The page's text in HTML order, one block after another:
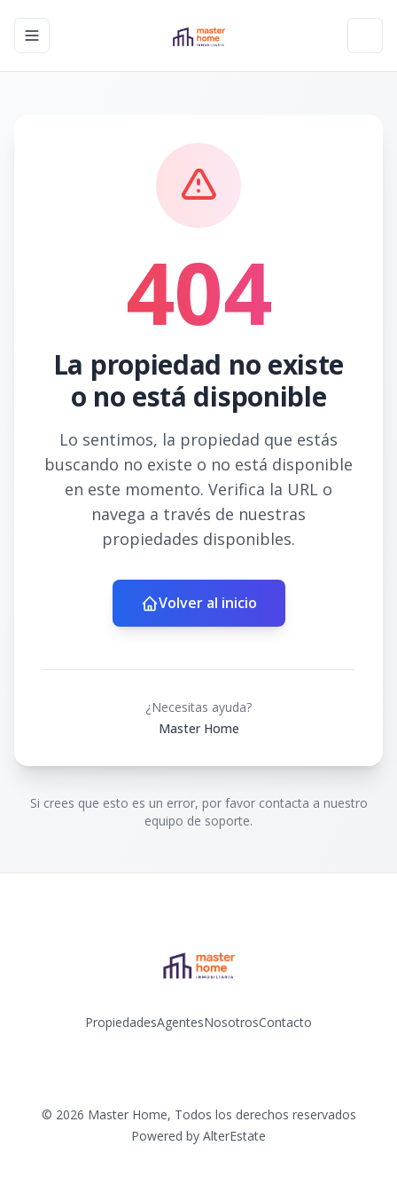
Toggle navigation menu
404
La propiedad no existe
o no está disponible
Lo sentimos, la propiedad que estás
buscando no existe o no está disponible
en este momento. Verifica la URL o
navega a través de nuestras
propiedades disponibles.
Volver al inicio
¿Necesitas ayuda?
Master Home
Si crees que esto es un error, por favor contacta a nuestro
equipo de soporte.
PropiedadesAgentesNosotrosContacto
© 2026 Master Home, Todos los derechos reservados
Powered by AlterEstate